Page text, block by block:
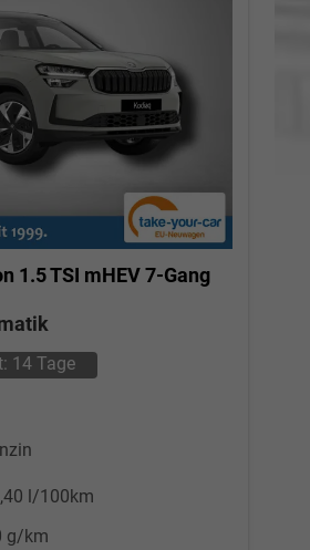
1.5 TSI mHEV 7-Gang
14 Tage
l/100km
g/km
27